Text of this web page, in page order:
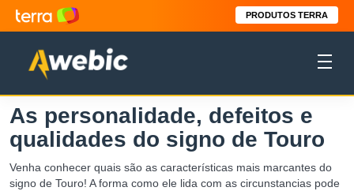
PRODUTOS TERRA
As personalidade, defeitos e
qualidades do signo de Touro
Venha conhecer quais são as características mais marcantes do
signo de Touro! A forma como ele lida com as circunstancias pode